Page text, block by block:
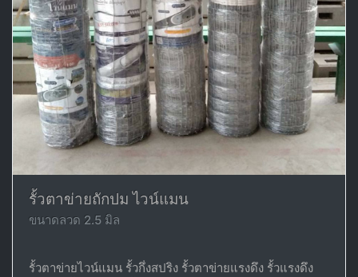
รั้วตาข่ายถักปม ไวน์แมน
ขนาดลวด 2.5 มิล
รั้วตาข่ายไวน์แมน รั้วกึ่งสปริง รั้วตาข่ายแรงดึง รั้วแรงดึง